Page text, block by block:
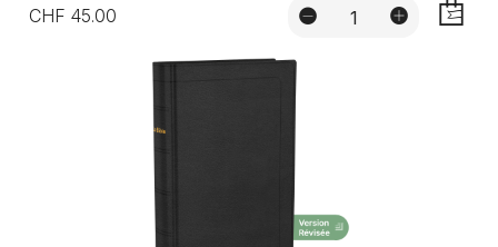
CHF 45.00